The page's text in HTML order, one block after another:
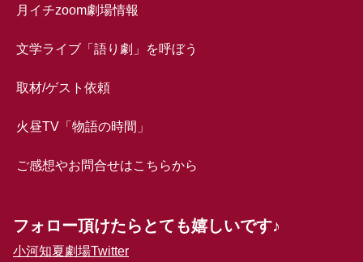
月イチzoom劇場情報
文学ライブ「語り劇」を呼ぼう
取材/ゲスト依頼
火昼TV「物語の時間」
ご感想やお問合せはこちらから
フォロー頂けたらとても嬉しいです♪
小河知夏劇場Twitter